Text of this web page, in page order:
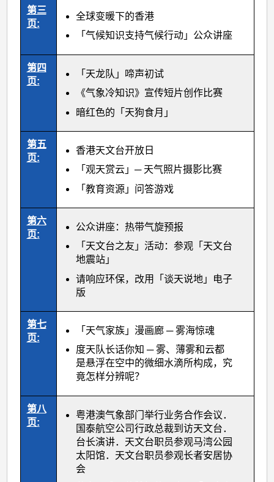
第三
页:
全球变暖下的香港
「气候知识支持气候行动」公众讲座
第四
页:
「天龙队」啼声初试
《气象冷知识》宣传短片创作比赛
暗红色的「天狗食月」
第五
页:
香港天文台开放日
「观天赏云」─ 天气照片摄影比赛
「教育资源」问答游戏
第六
页:
公众讲座：热带气旋预报
「天文台之友」活动：参观「天文台
地震站」
请响应环保，改用「谈天说地」电子
版
第七
页:
「天气家族」漫画廊 ─ 雾海惊魂
度天队长话你知 ─ 雾、薄雾和云都
是悬浮在空中的微细水滴所构成，究
竟怎样分辨呢？
第八
页:
粤港澳气象部门举行业务合作会议．
国泰航空公司行政总裁到访天文台．
台长演讲．天文台职员参观马湾公园
太阳馆．天文台职员参观长者安居协
会